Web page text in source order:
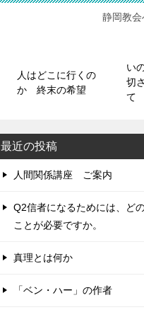
静岡教
人はどこに行くの
か 終末の希望
い
切
て
最近の投稿
人間関係講座 ご案内
Q2信者になるためには、ど
ことが必要ですか。
真理とは何か
「ベン・ハー」の作者